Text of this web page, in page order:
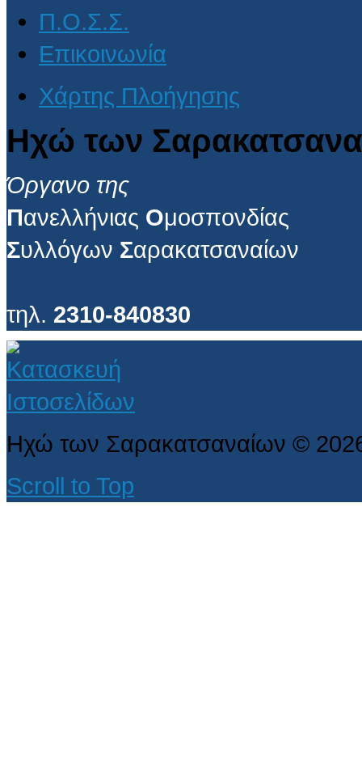
Π.Ο.Σ.Σ.
Επικοινωνία
Χάρτης Πλοήγησης
Ηχώ των
Όργανο της
Πανελλήνιας Ομοσπονδίας
Συλλόγων Σαρακατσαναίων
τηλ. 2310-840830
Ηχώ των Σαρακατσαναίων ©
Scroll to Top